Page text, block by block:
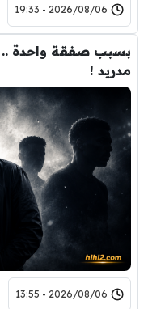
2026/08/06 - 19:33
بسبب صفقة واحدة ..
مدريد !
2026/08/06 - 13:55